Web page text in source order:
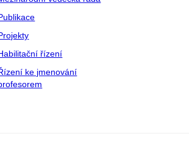
řízení
ke jmenování